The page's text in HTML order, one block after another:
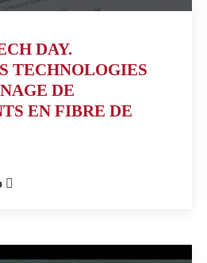
DAY.
TECHNOLOGIES
DE
EN FIBRE DE